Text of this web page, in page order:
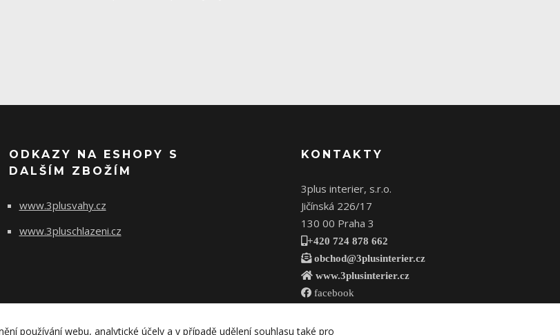
ODKAZY NA ESHOPY S
DALŠÍM ZBOŽÍM
www.3plusvahy.cz
www.3pluschlazeni.cz
KONTAKTY
3plus interier, s.r.o.
Jičínská 226/17
130 00 Praha 3
+420 724 878 662
obchod@3plusinterier.cz
www.3plusinterier.cz
facebook
používání webu, analytické účely a v případě udělení souhlasu také pro